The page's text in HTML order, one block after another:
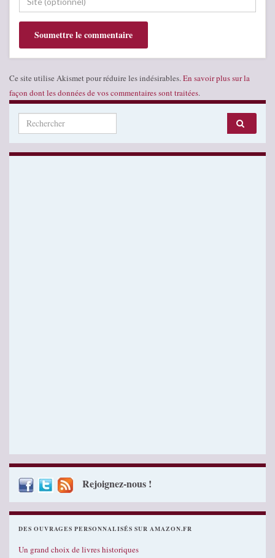
Ce site utilise Akismet pour réduire les indésirables.En savoir plus sur la
façon dont les données de vos commentaires sont traitées.
Search for:
Rejoignez-nous !
DES OUVRAGES PERSONNALISÉS SUR AMAZON.FR
Un grand choix de livres historiques